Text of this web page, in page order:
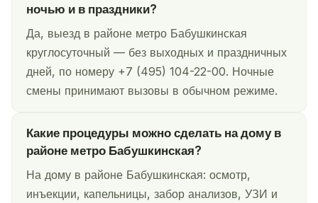
ночью и в праздники?
Да, выезд в районе метро Бабушкинская
круглосуточный — без выходных и праздничных
дней, по номеру +7 (495) 104-22-00. Ночные
смены принимают вызовы в обычном режиме.
Какие процедуры можно сделать на дому в
районе метро Бабушкинская?
На дому в районе Бабушкинская: осмотр,
инъекции, капельницы, забор анализов, УЗИ и